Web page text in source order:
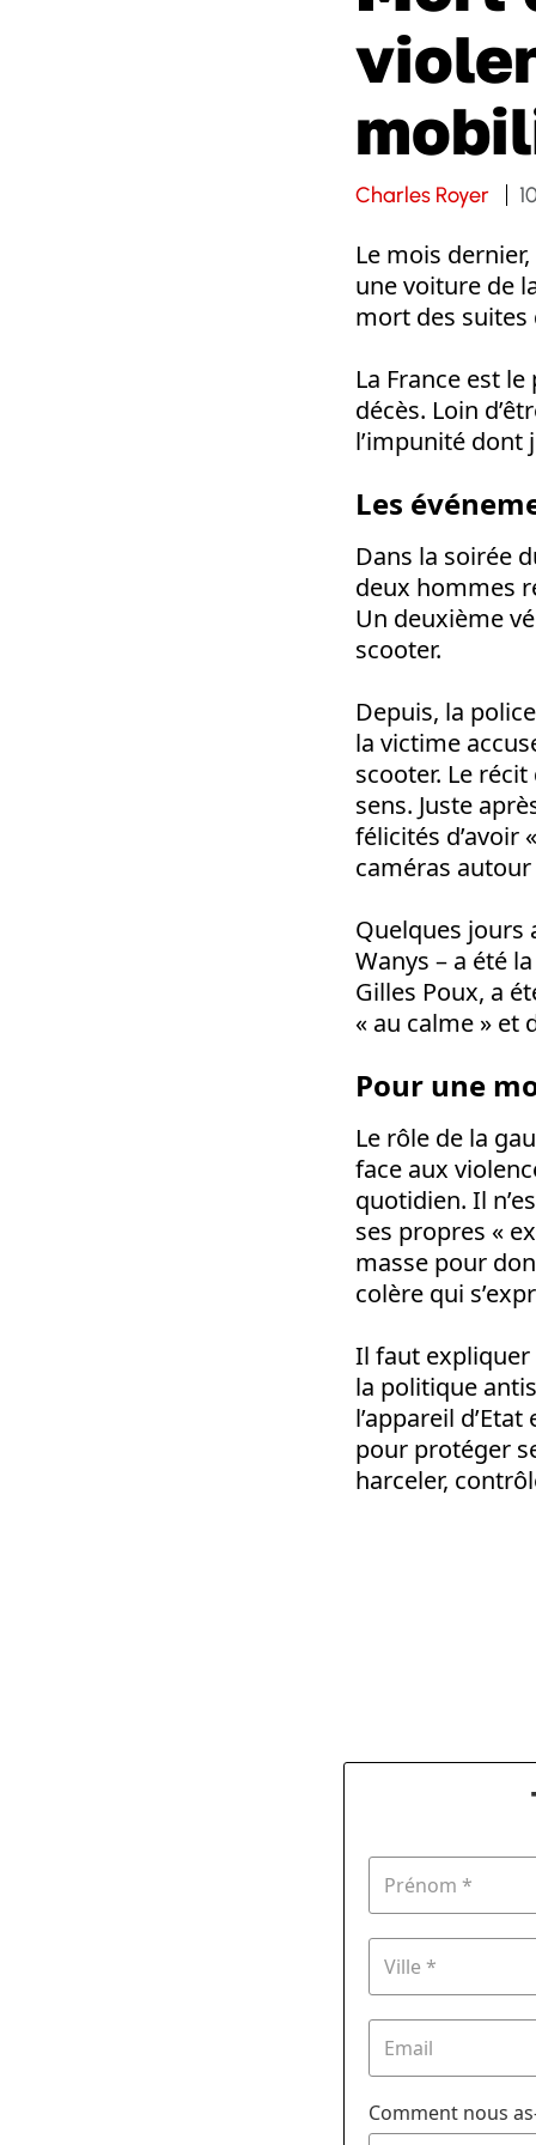
Charles Royer
Le mois
une voiture de
mort des suites
La France est
décès. Loin
l’impunité dont
Les
Dans la soirée
deux hommes
Un deuxième
scooter.
Depuis, la
la victime
scooter. Le
sens. Juste
félicités d’avoir
caméras autour
Quelques jours
Wanys – a été
Gilles Poux, a
« au calme » et
Pour une
Le rôle de la
face aux
quotidien. Il
ses propres «
masse pour
colère qui
Il faut expliquer
la politique
l’appareil
pour protéger
harceler,
Comment nous